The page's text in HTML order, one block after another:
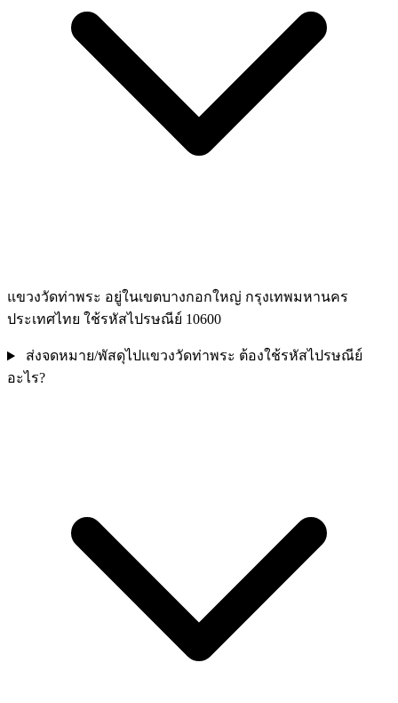
แขวงวัดท่าพระ อยู่ในเขตบางกอกใหญ่ กรุงเทพมหานคร
ประเทศไทย ใช้รหัสไปรษณีย์ 10600
ส่งจดหมาย/พัสดุไปแขวงวัดท่าพระ ต้องใช้รหัสไปรษณีย์
อะไร?